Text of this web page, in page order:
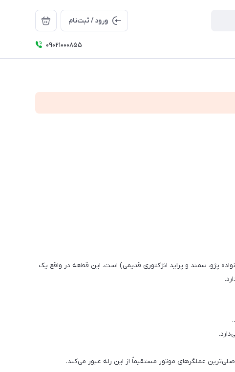
ورود / ثبت‌نام
09021000855
پژو، سمند و پراید انژکتوری قدیمی) است. این قطعه در واقع یک
عملگرهای موتور مستقیماً از این رله عبور می‌کند.